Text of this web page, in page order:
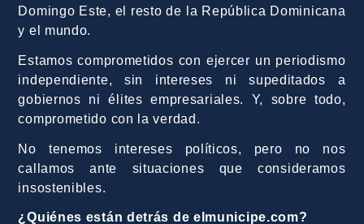
Domingo Este, el resto de la República Dominicana
y el mundo.
Estamos comprometidos con ejercer un periodismo
independiente, sin intereses ni supeditados a
gobiernos ni élites empresariales. Y, sobre todo,
comprometido con la verdad.
No tenemos intereses políticos, pero no nos
callamos ante situaciones que consideramos
insostenibles.
¿Quiénes están detrás de elmunicipe.com?